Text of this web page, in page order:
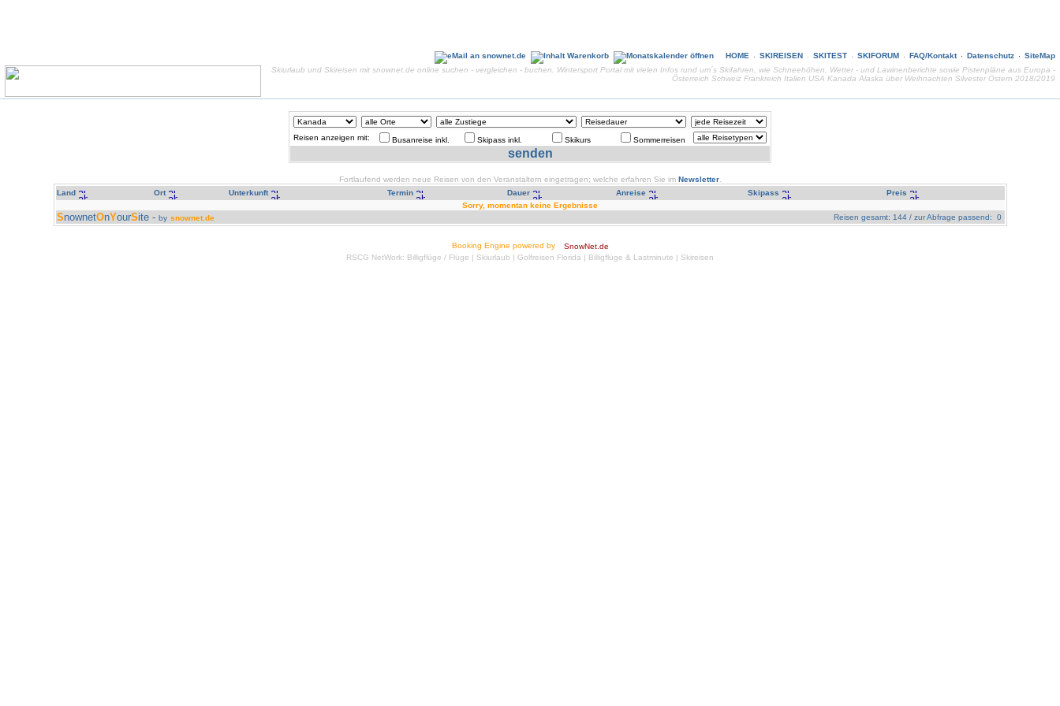
HOME SKIREISEN SKITEST SKIFORUM FAQ/Kontakt Datenschutz
SiteMap
Skiurlaub und Skireisen mit snownet.de online suchen - vergleichen - buchen. Wintersport Portal mit vielen Infos rund um´s Skifahren, wie Schneehöhen, Wetter - und Lawinenberichte sowie Pistenpläne aus Europa -
Österreich Schweiz Frankreich Italien USA Kanada Alaska über Weihnachten Silvester Ostern 2018/2019
Reisen anzeigen mit: Busanreise inkl. Skipass inkl. Skikurs Sommerreisen
Fortlaufend werden neue Reisen von den Veranstaltern eingetragen; welche erfahren Sie im Newsletter.
Land
Ort Unterkunft Termin Dauer Anreise Skipass
Preis
Sorry, momentan keine Ergebnisse
SnownetOnYourSite - by snownet.de Reisen gesamt: 144 / zur Abfrage passend: 0
Booking Engine powered by
SnowNet.de
RSCG NetWork: Billigflüge / Flüge | Skiurlaub | Golfreisen Florida | Billigflüge & Lastminute | Skireisen